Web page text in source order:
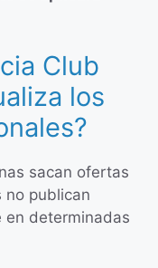
Club
los
sacan ofertas
no publican
en determinadas